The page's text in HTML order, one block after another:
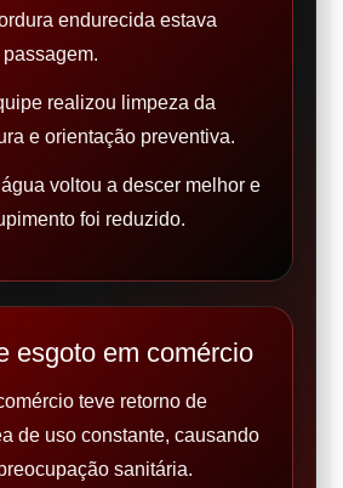
endurecida estava
realizou limpeza da
e orientação preventiva.
voltou a descer melhor e
foi reduzido.
esgoto em comércio
teve retorno de
de uso constante, causando
sanitária.